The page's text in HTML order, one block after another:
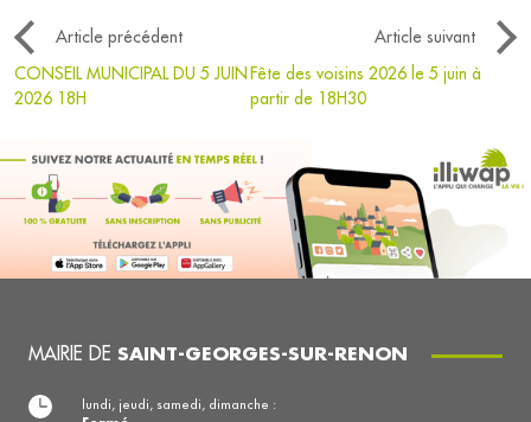
Article précédent
Article suivant
CONSEIL MUNICIPAL DU 5 JUIN
2026 18H
Fête des voisins 2026 le 5 juin à
partir de 18H30
MAIRIE DE SAINT-GEORGES-SUR-RENON
lundi, jeudi, samedi, dimanche :